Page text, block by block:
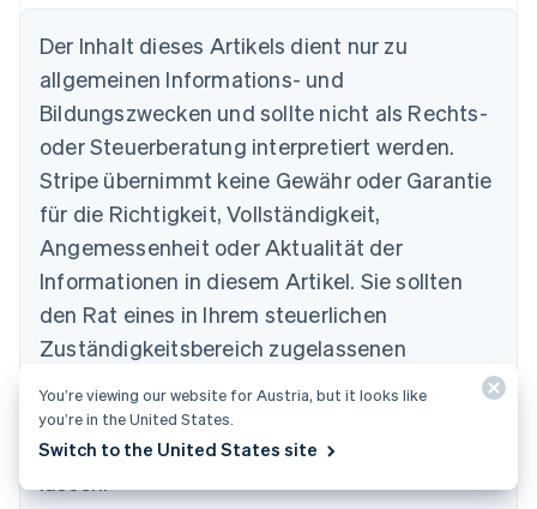
Der Inhalt dieses Artikels dient nur zu
allgemeinen Informations- und
Bildungszwecken und sollte nicht als Rechts-
oder Steuerberatung interpretiert werden.
Stripe übernimmt keine Gewähr oder Garantie
für die Richtigkeit, Vollständigkeit,
Angemessenheit oder Aktualität der
Informationen in diesem Artikel. Sie sollten
den Rat eines in Ihrem steuerlichen
Zuständigkeitsbereich zugelassenen
kompetenten Rechtsbeistands oder von einer
Steuerberatungsstelle einholen und sich
hinsichtlich Ihrer speziellen Situation beraten
Australien
English
Belgien
Brasilien
PortuguêsEnglish
Bulgarien
English
Dänemark
English
DeutschEnglish
Estland
Festlandchina
简体中文English
Finnland
Frankreich
You’re viewing our website for Austria, but it looks like
you’re in the United States.
Switch to the United States site